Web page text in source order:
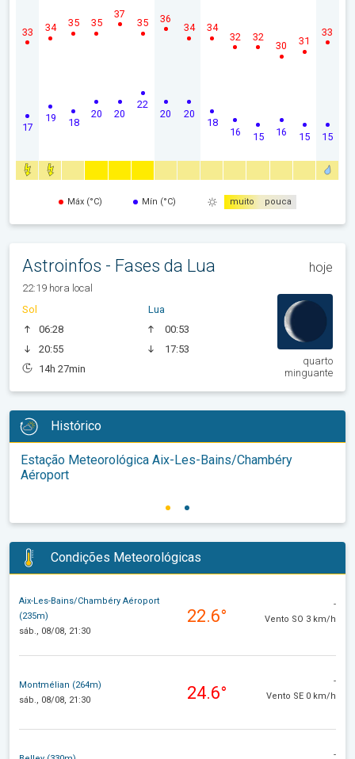
17
33
19
34
18
35
20
35
20
37
22
35
20
36
20
34
18
34
16
32
15
32
16
30
15
31
15
33
Máx (°C) Mín (°C) muito pouca
Astroinfos - Fases da Lua hoje
22:19 hora local
Sol
06:28
20:55
14h 27min
Lua
00:53
17:53
quarto
minguante
Histórico
Estação Meteorológica Aix-Les-Bains/Chambéry
Aéroport
Condições Meteorológicas
Aix-Les-Bains/Chambéry Aéroport
(235m)
sáb., 08/08, 21:30
22.6°
-
Vento SO 3 km/h
Montmélian (264m)
sáb., 08/08, 21:30
24.6°
-
Vento SE 0 km/h
-